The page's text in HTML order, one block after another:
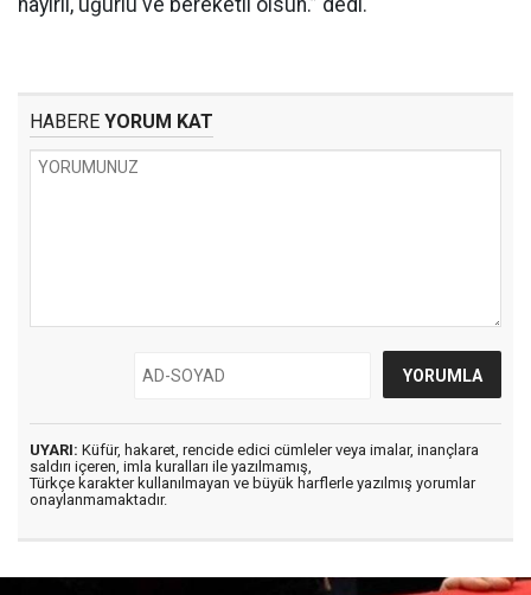
hayırlı, uğurlu ve bereketli olsun.” dedi.
HABERE YORUM KAT
UYARI: Küfür, hakaret, rencide edici cümleler veya imalar, inançlara
saldırı içeren, imla kuralları ile yazılmamış,
Türkçe karakter kullanılmayan ve büyük harflerle yazılmış yorumlar
onaylanmamaktadır.